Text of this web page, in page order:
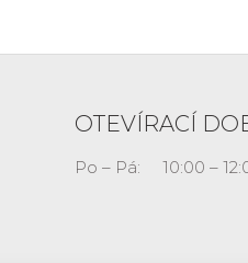
OTEVÍRACÍ
Po – Pá: 10:00 –